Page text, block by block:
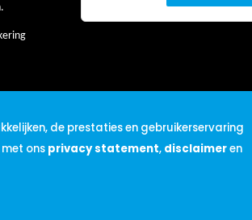
de prestaties en gebruikerservaring
ons privacy statement, disclaimeren